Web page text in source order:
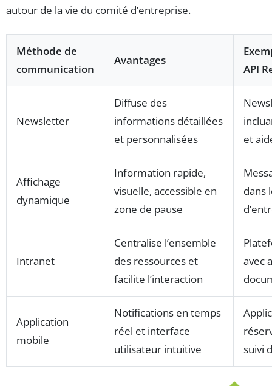
autour de la vie du comité d’entreprise.
Méthode de
communication
Avantages
API
Newsletter
Diffuse des
informations détaillées
et personnalisées
et
Affichage
dynamique
Information rapide,
visuelle, accessible en
zone de pause
dans
Intranet
Centralise l’ensemble
des ressources et
facilite l’interaction
avec
Application
mobile
Notifications en temps
réel et interface
utilisateur intuitive
suivi